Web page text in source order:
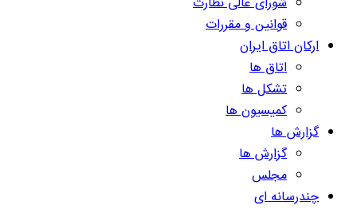
قوانین و مقررات
ارکان اتاق ایران
اتاق ها
تشکل ها
کمیسیون ها
گزارش ها
گزارش ها
مجلس
چندرسانه ای